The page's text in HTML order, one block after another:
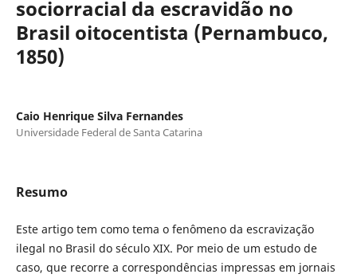
sociorracial da escravidão no
Brasil oitocentista (Pernambuco,
1850)
Caio Henrique Silva Fernandes
Universidade Federal de Santa Catarina
Resumo
Este artigo tem como tema o fenômeno da escravização
ilegal no Brasil do século XIX. Por meio de um estudo de
caso, que recorre a correspondências impressas em jornais